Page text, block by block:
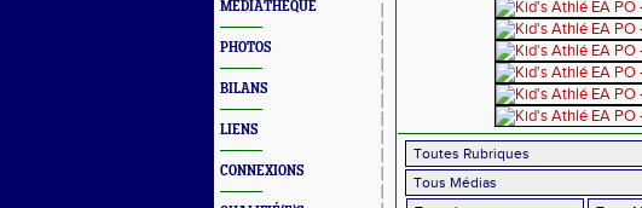
MÉDIATHÈQUE
PHOTOS
BILANS
LIENS
CONNEXIONS